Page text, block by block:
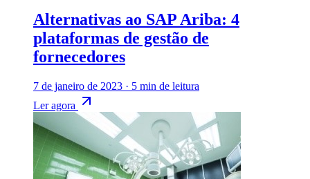
Alternativas ao SAP Ariba: 4
plataformas de gestão de
fornecedores
7 de janeiro de 2023 · 5 min de leitura
Ler agora